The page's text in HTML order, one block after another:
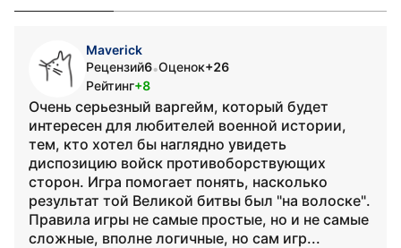
Maverick
Рецензий6•Оценок+26
Рейтинг+8
Очень серьезный варгейм, который будет
интересен для любителей военной истории,
тем, кто хотел бы наглядно увидеть
диспозицию войск противоборствующих
сторон. Игра помогает понять, насколько
результат той Великой битвы был "на волоске".
Правила игры не самые простые, но и не самые
сложные, вполне логичные, но сам игр...